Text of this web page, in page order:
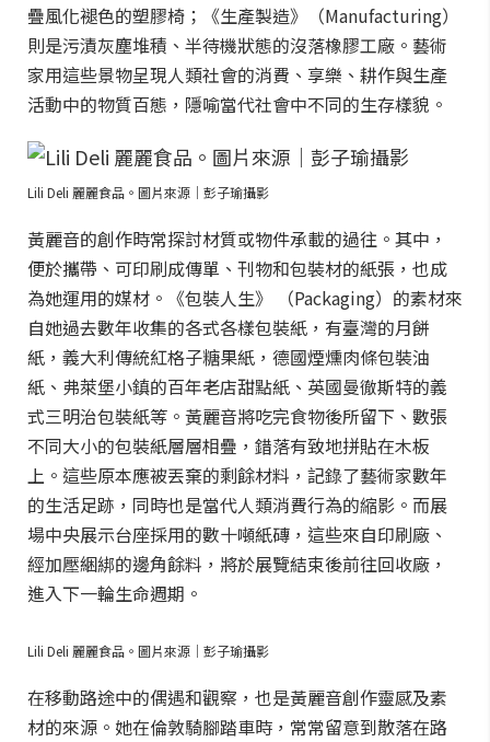
疊風化褪色的塑膠椅；《生產製造》（Manufacturing）
則是污漬灰塵堆積、半待機狀態的沒落橡膠工廠。藝術
家用這些景物呈現人類社會的消費、享樂、耕作與生產
活動中的物質百態，隱喻當代社會中不同的生存樣貌。
Lili Deli 麗麗食品。圖片來源｜彭子瑜攝影
黃麗音的創作時常探討材質或物件承載的過往。其中，
便於攜帶、可印刷成傳單、刊物和包裝材的紙張，也成
為她運用的媒材。《包裝人生》 （Packaging）的素材來
自她過去數年收集的各式各樣包裝紙，有臺灣的月餅
紙，義大利傳統紅格子糖果紙，德國煙燻肉條包裝油
紙、弗萊堡小鎮的百年老店甜點紙、英國曼徹斯特的義
式三明治包裝紙等。黃麗音將吃完食物後所留下、數張
不同大小的包裝紙層層相疊，錯落有致地拼貼在木板
上。這些原本應被丟棄的剩餘材料，記錄了藝術家數年
的生活足跡，同時也是當代人類消費行為的縮影。而展
場中央展示台座採用的數十噸紙磚，這些來自印刷廠、
經加壓綑綁的邊角餘料，將於展覽結束後前往回收廠，
進入下一輪生命週期。
Lili Deli 麗麗食品。圖片來源｜彭子瑜攝影
在移動路途中的偶遇和觀察，也是黃麗音創作靈感及素
材的來源。她在倫敦騎腳踏車時，常常留意到散落在路